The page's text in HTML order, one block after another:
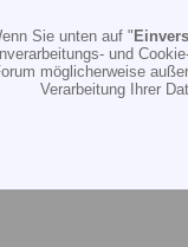
Sie unten auf "
und
möglicherweise
Verarbeitung Ihrer